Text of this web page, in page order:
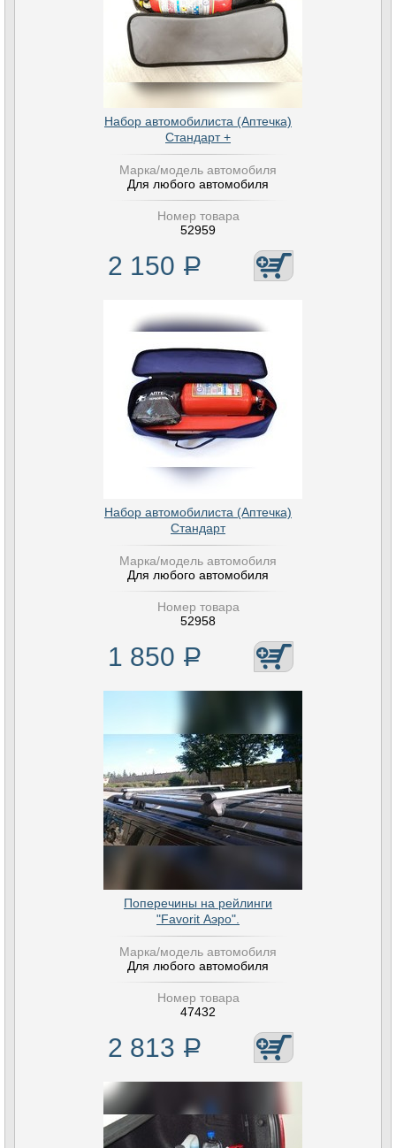
Набор автомобилиста (Аптечка)
Стандарт +
Марка/модель автомобиля
Для любого автомобиля
Номер товара
52959
2 150 Р
Набор автомобилиста (Аптечка)
Стандарт
Марка/модель автомобиля
Для любого автомобиля
Номер товара
52958
1 850 Р
Поперечины на рейлинги
"Favorit Аэро".
Марка/модель автомобиля
Для любого автомобиля
Номер товара
47432
2 813 Р